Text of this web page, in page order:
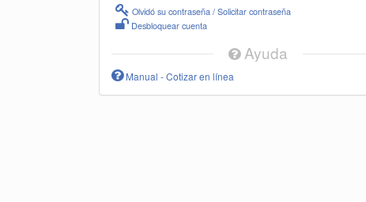
Olvidó su contraseña / Solicitar contraseña
Desbloquear cuenta
Ayuda
Manual - Cotizar en línea